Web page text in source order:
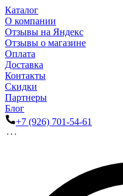
Каталог
О компании
Отзывы на Яндекс
Отзывы о магазине
Оплата
Доставка
Контакты
Скидки
Партнеры
Блог
+7 (926) 701-54-61